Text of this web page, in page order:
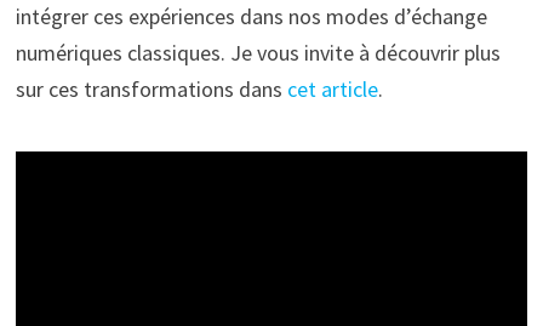
intégrer ces expériences dans nos modes d’échange
numériques classiques. Je vous invite à découvrir plus
sur ces transformations dans cet article.